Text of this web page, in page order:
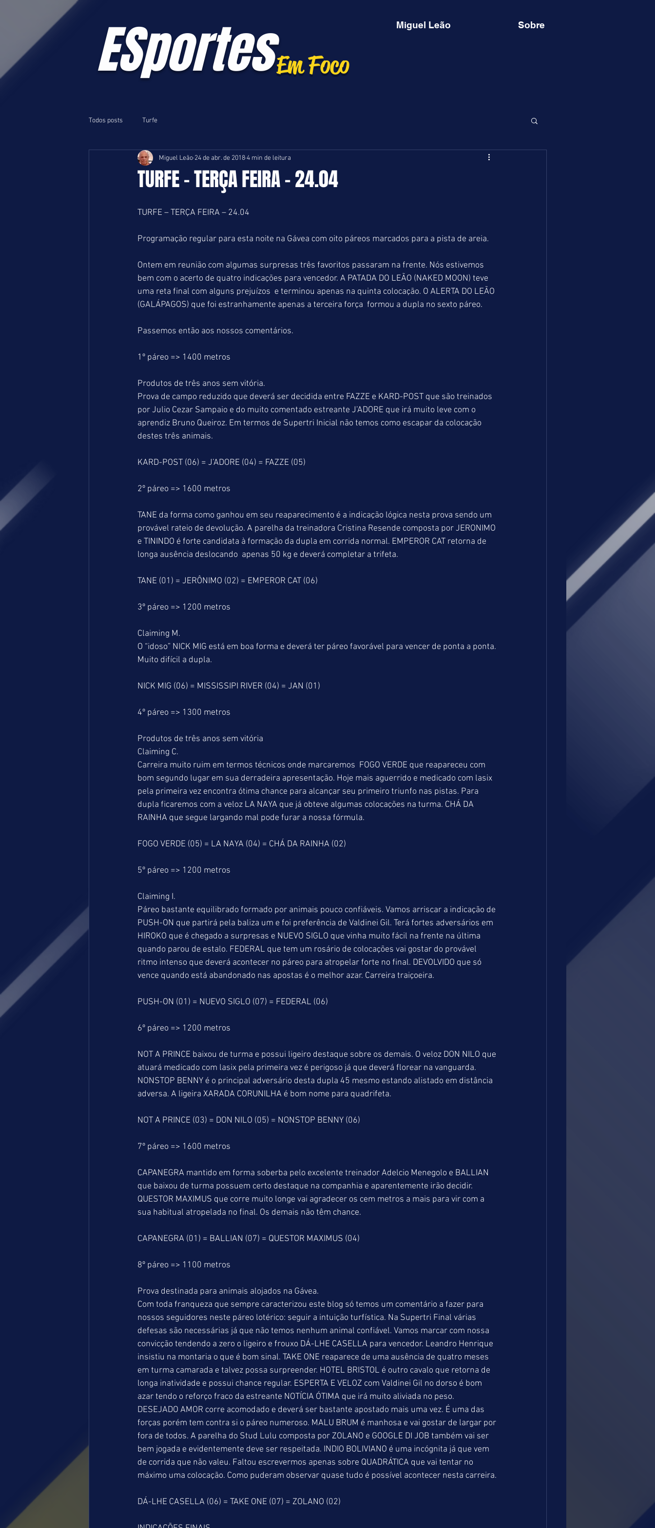
ESportesEm Foco
Miguel Leão Sobre
Todos posts Turfe
TURFE - TERÇA FEIRA - 24.04
Miguel Leão 24 de abr. de 20184 min de leitura
TURFE – TERÇA FEIRA – 24.04
Programação regular para esta noite na Gávea com oito páreos marcados para a pista de areia.
Ontem em reunião com algumas surpresas três favoritos passaram na frente. Nós estivemos
bem com o acerto de quatro indicações para vencedor. A PATADA DO LEÃO (NAKED MOON) teve
uma reta final com alguns prejuízos  e terminou apenas na quinta colocação. O ALERTA DO LEÃO
(GALÁPAGOS) que foi estranhamente apenas a terceira força  formou a dupla no sexto páreo.
Passemos então aos nossos comentários.
1º páreo => 1400 metros
Produtos de três anos sem vitória.
Prova de campo reduzido que deverá ser decidida entre FAZZE e KARD-POST que são treinados
por Julio Cezar Sampaio e do muito comentado estreante J’ADORE que irá muito leve com o
aprendiz Bruno Queiroz. Em termos de Supertri Inicial não temos como escapar da colocação
destes três animais.
KARD-POST (06) = J’ADORE (04) = FAZZE (05)
2º páreo => 1600 metros
TANE da forma como ganhou em seu reaparecimento é a indicação lógica nesta prova sendo um
provável rateio de devolução. A parelha da treinadora Cristina Resende composta por JERONIMO
e TININDO é forte candidata à formação da dupla em corrida normal. EMPEROR CAT retorna de
longa ausência deslocando  apenas 50 kg e deverá completar a trifeta.
TANE (01) = JERÔNIMO (02) = EMPEROR CAT (06)
3º páreo => 1200 metros
Claiming M.
O “idoso” NICK MIG está em boa forma e deverá ter páreo favorável para vencer de ponta a ponta.
Muito difícil a dupla.
NICK MIG (06) = MISSISSIPI RIVER (04) = JAN (01)
4º páreo => 1300 metros
Produtos de três anos sem vitória
Claiming C.
Carreira muito ruim em termos técnicos onde marcaremos  FOGO VERDE que reapareceu com
bom segundo lugar em sua derradeira apresentação. Hoje mais aguerrido e medicado com lasix
pela primeira vez encontra ótima chance para alcançar seu primeiro triunfo nas pistas. Para
dupla ficaremos com a veloz LA NAYA que já obteve algumas colocações na turma. CHÁ DA
RAINHA que segue largando mal pode furar a nossa fórmula.
FOGO VERDE (05) = LA NAYA (04) = CHÁ DA RAINHA (02)
5º páreo => 1200 metros
Claiming I.
Páreo bastante equilibrado formado por animais pouco confiáveis. Vamos arriscar a indicação de
PUSH-ON que partirá pela baliza um e foi preferência de Valdinei Gil. Terá fortes adversários em
HIROKO que é chegado a surpresas e NUEVO SIGLO que vinha muito fácil na frente na última
quando parou de estalo. FEDERAL que tem um rosário de colocações vai gostar do provável
ritmo intenso que deverá acontecer no páreo para atropelar forte no final. DEVOLVIDO que só
vence quando está abandonado nas apostas é o melhor azar. Carreira traiçoeira.
PUSH-ON (01) = NUEVO SIGLO (07) = FEDERAL (06)
6º páreo => 1200 metros
NOT A PRINCE baixou de turma e possui ligeiro destaque sobre os demais. O veloz DON NILO que
atuará medicado com lasix pela primeira vez é perigoso já que deverá florear na vanguarda.
NONSTOP BENNY é o principal adversário desta dupla 45 mesmo estando alistado em distância
adversa. A ligeira XARADA CORUNILHA é bom nome para quadrifeta.
NOT A PRINCE (03) = DON NILO (05) = NONSTOP BENNY (06)
7º páreo => 1600 metros
CAPANEGRA mantido em forma soberba pelo excelente treinador Adelcio Menegolo e BALLIAN
que baixou de turma possuem certo destaque na companhia e aparentemente irão decidir.
QUESTOR MAXIMUS que corre muito longe vai agradecer os cem metros a mais para vir com a
sua habitual atropelada no final. Os demais não têm chance.
CAPANEGRA (01) = BALLIAN (07) = QUESTOR MAXIMUS (04)
8º páreo => 1100 metros
Prova destinada para animais alojados na Gávea.
Com toda franqueza que sempre caracterizou este blog só temos um comentário a fazer para
nossos seguidores neste páreo lotérico: seguir a intuição turfística. Na Supertri Final várias
defesas são necessárias já que não temos nenhum animal confiável. Vamos marcar com nossa
convicção tendendo a zero o ligeiro e frouxo DÁ-LHE CASELLA para vencedor. Leandro Henrique
insistiu na montaria o que é bom sinal. TAKE ONE reaparece de uma ausência de quatro meses
em turma camarada e talvez possa surpreender. HOTEL BRISTOL é outro cavalo que retorna de
longa inatividade e possui chance regular. ESPERTA E VELOZ com Valdinei Gil no dorso é bom
azar tendo o reforço fraco da estreante NOTÍCIA ÓTIMA que irá muito aliviada no peso.
DESEJADO AMOR corre acomodado e deverá ser bastante apostado mais uma vez. É uma das
forças porém tem contra si o páreo numeroso. MALU BRUM é manhosa e vai gostar de largar por
fora de todos. A parelha do Stud Lulu composta por ZOLANO e GOOGLE DI JOB também vai ser
bem jogada e evidentemente deve ser respeitada. INDIO BOLIVIANO é uma incógnita já que vem
de corrida que não valeu. Faltou escrevermos apenas sobre QUADRÁTICA que vai tentar no
máximo uma colocação. Como puderam observar quase tudo é possível acontecer nesta carreira.
DÁ-LHE CASELLA (06) = TAKE ONE (07) = ZOLANO (02)